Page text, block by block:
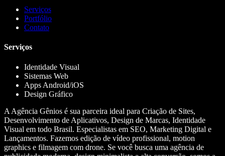
Serviços
Portfólio
Contato
Serviços
Identidade Visual
Sistemas Web
Apps Android/iOS
Design Gráfico
A Agência Gênios é sua parceira ideal para Criação de Sites,
Desenvolvimento de Aplicativos, Design de Marcas, Identidade
Visual em todo Brasil. Especialistas em SEO, Marketing Digital e
Lançamentos. Fazemos edição de vídeo profissional, motion
graphics e filmagem com drone. Se você busca uma agência de